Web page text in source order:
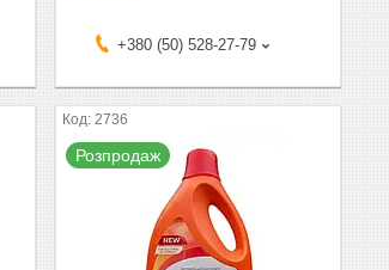
+380 (50) 528-27-79
2736
Розпродаж